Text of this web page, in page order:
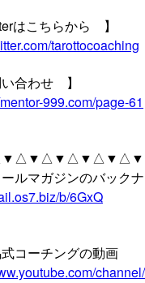
はこちらから 】
tarottocoaching
合わせ 】
999.com/page-61
ルマガジンのバック
b/6GxQ
コーチングの動画